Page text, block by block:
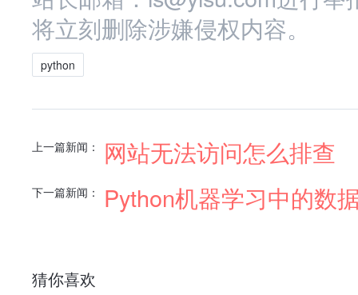
将立刻删除涉嫌侵权内容。
python
上一篇新闻： 网站无法访问怎么排查
下一篇新闻： Python机器学习中的数
猜你喜欢